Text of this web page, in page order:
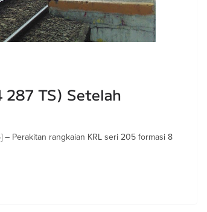
TS) Setelah
Perakitan rangkaian KRL seri 205 formasi 8